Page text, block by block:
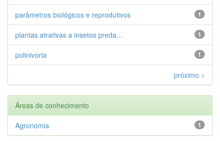
1
parâmetros biológicos e reprodutivos
1
plantas atrativas a insetos preda...
1
polinivoria
próximo >
Áreas de conhecimento
1
Agronomia